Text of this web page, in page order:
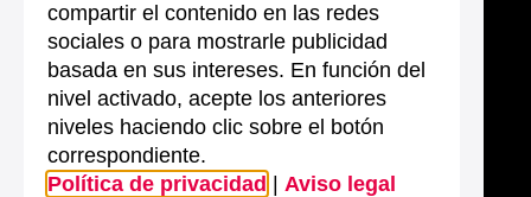
compartir el contenido en las redes
sociales o para mostrarle publicidad
basada en sus intereses. En función del
nivel activado, acepte los anteriores
niveles haciendo clic sobre el botón
correspondiente.
Política de privacidad
Aviso legal